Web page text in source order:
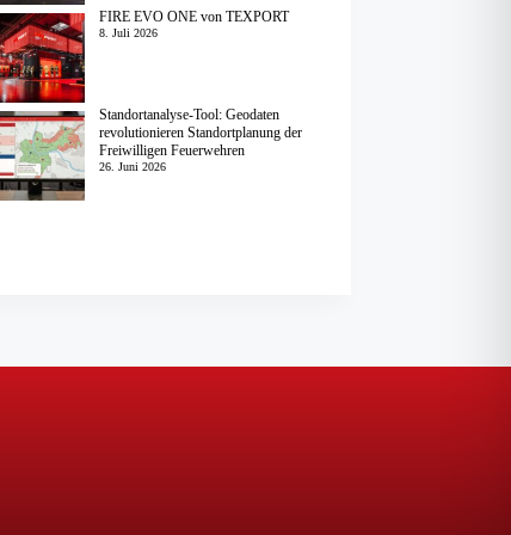
FIRE EVO ONE von TEXPORT
8. Juli 2026
Standortanalyse-Tool: Geodaten
revolutionieren Standortplanung der
Freiwilligen Feuerwehren
26. Juni 2026